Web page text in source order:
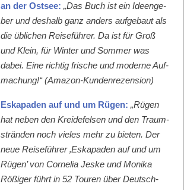
an der Ost­see: „Das Buch ist ein Ideenge­
ber und deshalb ganz anders aufge­baut als
die üblichen Reise­führer. Da ist für Groß
und Klein, für Win­ter und Som­mer was
dabei. Eine richtig frische und mod­erne Auf­
machung!“ (Ama­zon-Kun­den­rezen­sion)
Eska­paden auf und um Rügen: „Rügen
hat neben den Krei­de­felsen und den Traum­
strän­den noch vieles mehr zu bieten. Der
neue Reise­führer ‚Eska­paden auf und um
Rügen’ von Cor­nelia Jeske und Moni­ka
Rößiger führt in 52 Touren über Deutsch­